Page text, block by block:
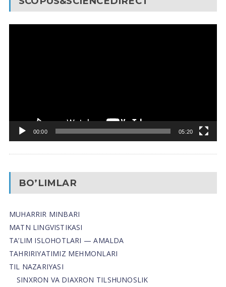
00:00 05:20
BO’LIMLAR
MUHARRIR MINBARI
MATN LINGVISTIKASI
TA’LIM ISLOHOTLARI — AMALDA
TAHRIRIYATIMIZ MEHMONLARI
TIL NAZARIYASI
SINXRON VA DIAXRON TILSHUNOSLIK